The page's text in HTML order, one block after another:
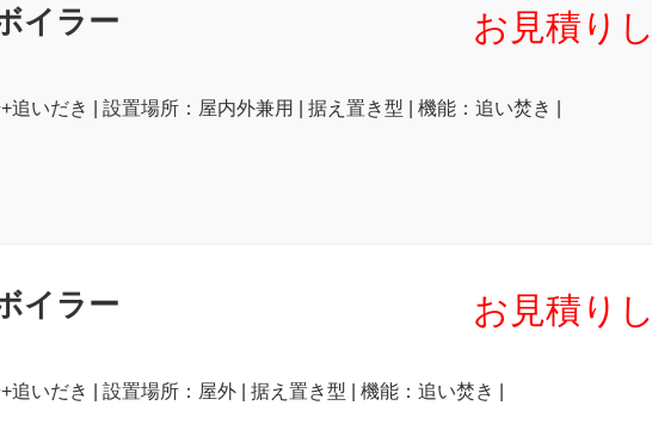
イラー
お見積り
いだき | 設置場所：屋内外兼用 | 据え置き型 | 機能：追い焚き |
イラー
お見積り
いだき | 設置場所：屋外 | 据え置き型 | 機能：追い焚き |